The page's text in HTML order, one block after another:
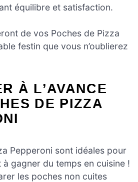
équilibre et satisfaction.
de vos Poches de Pizza
festin que vous n’oublierez
À L’AVANCE
DE PIZZA
Pepperoni sont idéales pour
gagner du temps en cuisine !
les poches non cuites